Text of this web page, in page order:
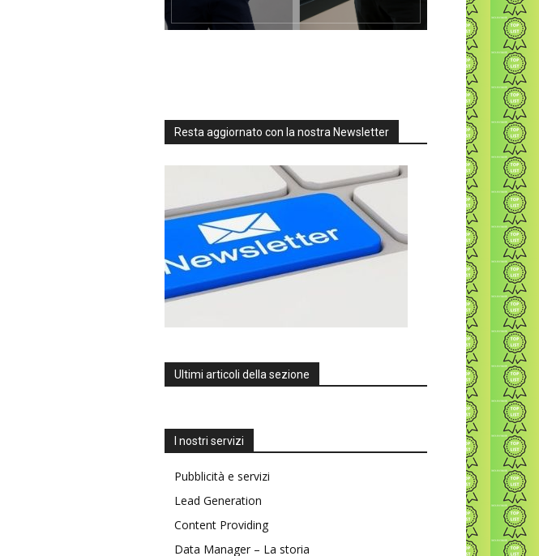
Resta aggiornato con la nostra Newsletter
Ultimi articoli della sezione
I nostri servizi
Pubblicità e servizi
Lead Generation
Content Providing
Data Manager – La storia